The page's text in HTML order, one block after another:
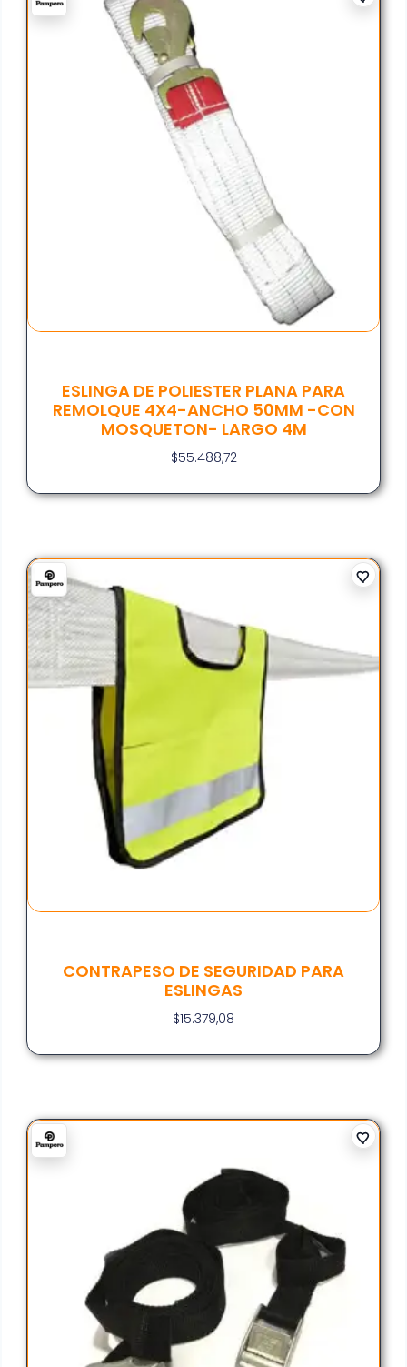
ESLINGA DE POLIESTER PLANA PARA
REMOLQUE 4X4-ANCHO 50MM -CON
MOSQUETON- LARGO 4M
$55.488,72
CONTRAPESO DE SEGURIDAD PARA
ESLINGAS
$15.379,08